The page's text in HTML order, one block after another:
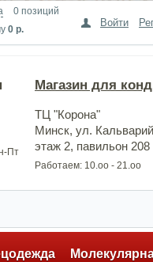
0 позиций
0 р.
Войти
Пт
Магазин для
ТЦ "Корона"
Минск, ул.
этаж 2, павильон 208
Работаем: 10.оо - 21.оо